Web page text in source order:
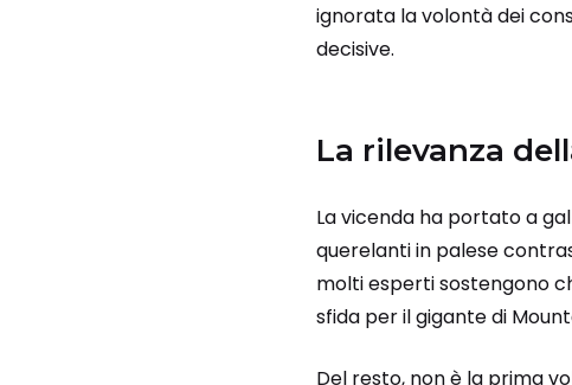
ignorata la volontà dei
decisive.
La rilevanza
La vicenda ha portato a
querelanti in palese
molti esperti sostengono
sfida per il gigante di
Del resto, non è la prima